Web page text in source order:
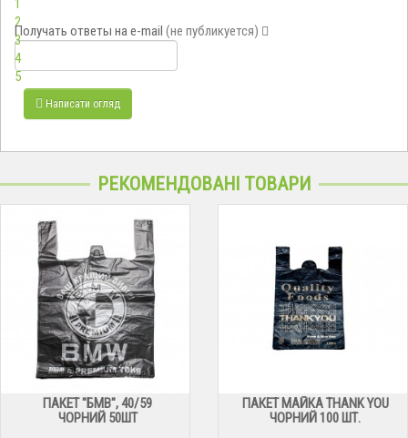
1
2
3
4
5
Получать ответы на e-mail (не публикуется)
Написати огляд
РЕКОМЕНДОВАНІ ТОВАРИ
ПАКЕТ "БМВ", 40/59
ЧОРНИЙ 50ШТ
ПАКЕТ МАЙКА THANK YOU
ЧОРНИЙ 100 ШТ.